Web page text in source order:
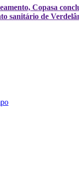
Copasa
sanitário de